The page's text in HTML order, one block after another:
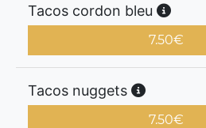
Tacos cordon bleu
7.50€
Tacos nuggets
7.50€